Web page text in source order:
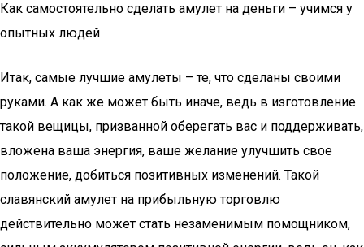
Как самостоятельно сделать амулет на деньги – учимся у
опытных людей
Итак, самые лучшие амулеты – те, что сделаны своими
руками. А как же может быть иначе, ведь в изготовление
такой вещицы, призванной оберегать вас и поддерживать,
вложена ваша энергия, ваше желание улучшить свое
положение, добиться позитивных изменений. Такой
славянский амулет на прибыльную торговлю
действительно может стать незаменимым помощником,